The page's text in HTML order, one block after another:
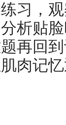
习，
析贴
再回
肉记